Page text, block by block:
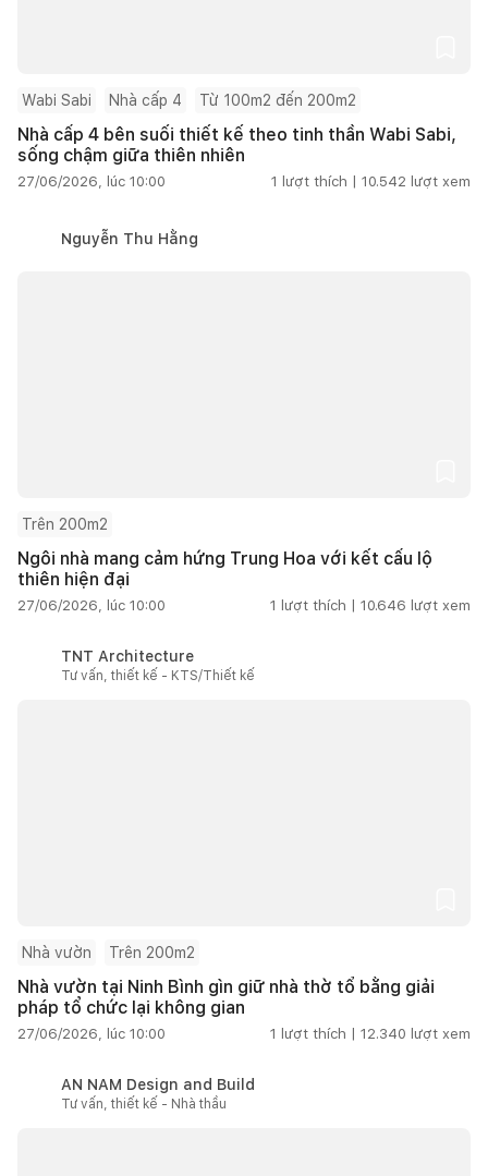
Wabi Sabi Nhà cấp 4 Từ 100m2 đến 200m2
Nhà cấp 4 bên suối thiết kế theo tinh thần Wabi Sabi,
sống chậm giữa thiên nhiên
27/06/2026, lúc 10:00 1 lượt thích | 10.542 lượt xem
Nguyễn Thu Hằng
Trên 200m2
Ngôi nhà mang cảm hứng Trung Hoa với kết cấu lộ
thiên hiện đại
27/06/2026, lúc 10:00 1 lượt thích | 10.646 lượt xem
TNT Architecture
Tư vấn, thiết kế - KTS/Thiết kế
Nhà vườn Trên 200m2
Nhà vườn tại Ninh Bình gìn giữ nhà thờ tổ bằng giải
pháp tổ chức lại không gian
27/06/2026, lúc 10:00 1 lượt thích | 12.340 lượt xem
AN NAM Design and Build
Tư vấn, thiết kế - Nhà thầu